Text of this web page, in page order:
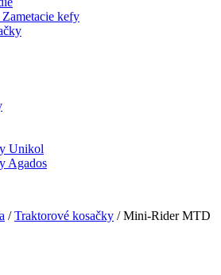
kefy
Unikol
Agados
/Traktorové kosačky / Mini-Rider MTD